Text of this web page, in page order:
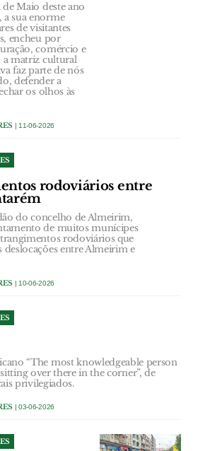
de Maio deste ano
sua enorme
de visitantes
encheu por
comércio e
a matriz cultural
faz parte de nós
defender a
os olhos às
| 11-06-2026
rodoviários entre
do concelho de Almeirim,
de muitos munícipes
rodoviários que
deslocações entre Almeirim e
| 10-06-2026
“The most knowledgeable person
over there in the corner”, de
privilegiados.
| 03-06-2026